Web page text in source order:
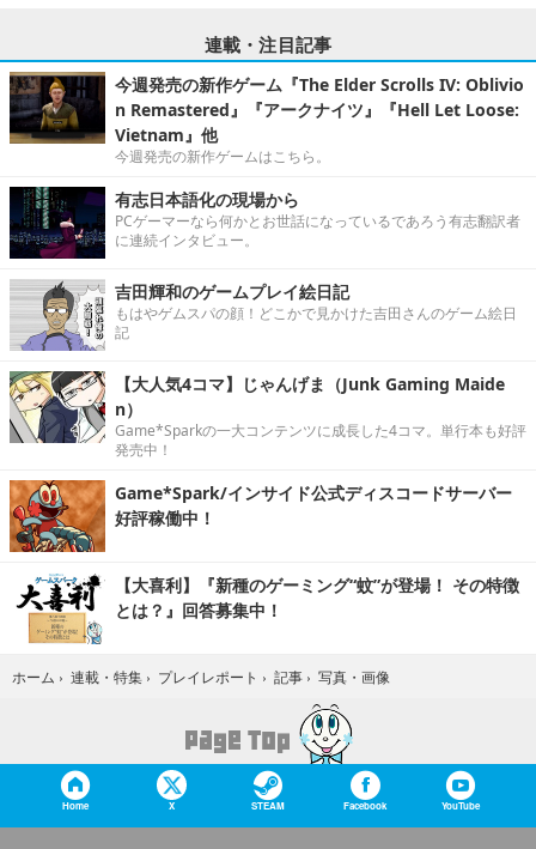
連載・注目記事
今週発売の新作ゲーム『The Elder Scrolls IV: Oblivio
n Remastered』『アークナイツ』『Hell Let Loose:
Vietnam』他
今週発売の新作ゲームはこちら。
有志日本語化の現場から
PCゲーマーなら何かとお世話になっているであろう有志翻訳者
に連続インタビュー。
吉田輝和のゲームプレイ絵日記
もはやゲムスパの顔！どこかで見かけた吉田さんのゲーム絵日
記
【大人気4コマ】じゃんげま（Junk Gaming Maide
n）
Game*Sparkの一大コンテンツに成長した4コマ。単行本も好評
発売中！
Game*Spark/インサイド公式ディスコードサーバー
好評稼働中！
【大喜利】『新種のゲーミング“蚊”が登場！ その特徴
とは？』回答募集中！
ホーム › 連載・特集 › プレイレポート › 記事 › 写真・画像
Home X STEAM Facebook YouTube